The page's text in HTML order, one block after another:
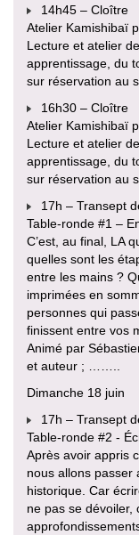
14h45 – Cloître
Atelier Kamishibaï
Lecture et atelier
apprentissage, du
sur réservation au
16h30 – Cloître
Atelier Kamishibaï
Lecture et atelier
apprentissage, du
sur réservation au
17h – Transept
Table-ronde #1 –
C’est, au final, LA
quelles sont les
entre les mains ?
imprimées en
personnes qui
finissent entre vos
Animé par
et auteur ; ……..
Dimanche 18 juin
17h – Transept
Table-ronde #2 -
Après avoir appris
nous allons passer
historique. Car
ne pas se dévoiler,